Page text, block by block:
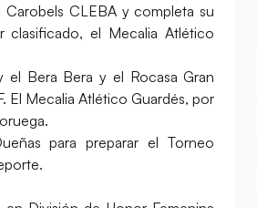
CLEBA y completa su
clasificado, el Mecalia Atlético
el Bera Bera y el Rocasa Gran
El Mecalia Atlético Guardés, por
para preparar el Torneo